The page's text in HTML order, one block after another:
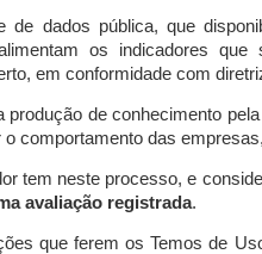
dados pública, que
os indicadores
em conformidade com
de conhecimento
comportamento das
tem neste processo, e
avaliação registrada.
que ferem os Temos de